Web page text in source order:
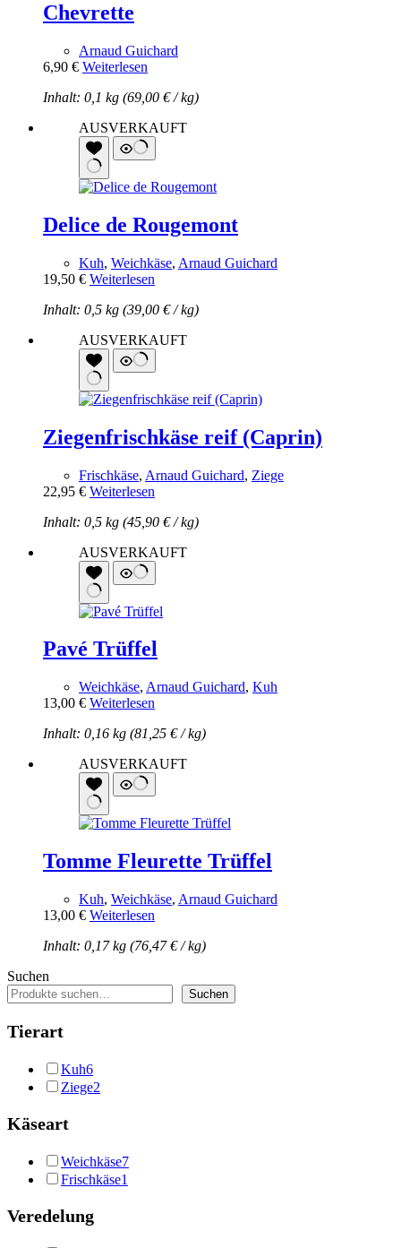
Chevrette
Arnaud Guichard
6,90 € Weiterlesen
Inhalt: 0,1 kg (69,00 €/kg)
AUSVERKAUFT
Delice de Rougemont
Kuh, Weichkäse, Arnaud Guichard
19,50 € Weiterlesen
Inhalt: 0,5 kg (39,00 €/kg)
AUSVERKAUFT
Ziegenfrischkäse reif (Caprin)
Frischkäse, Arnaud Guichard, Ziege
22,95 € Weiterlesen
Inhalt: 0,5 kg (45,90 €/kg)
AUSVERKAUFT
Pavé Trüffel
Weichkäse, Arnaud Guichard, Kuh
13,00 € Weiterlesen
Inhalt: 0,16 kg (81,25 €/kg)
AUSVERKAUFT
Tomme Fleurette Trüffel
Kuh, Weichkäse, Arnaud Guichard
13,00 € Weiterlesen
Inhalt: 0,17 kg (76,47€/kg)
Suchen
Suchen
Tierart
Kuh6
Ziege2
Käseart
Weichkäse7
Frischkäse1
Veredelung